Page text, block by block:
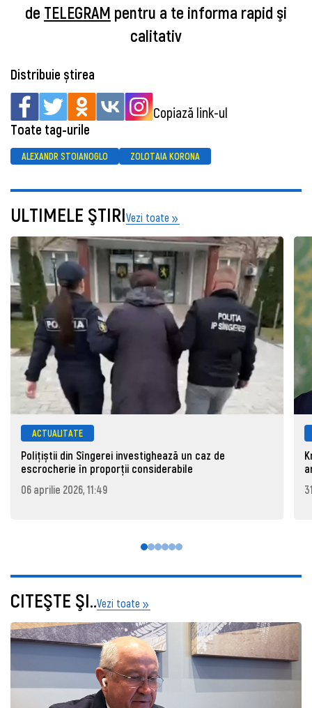
de TELEGRAM pentru a te informa rapid şi
calitativ
Distribuie știrea
Copiază link-ul
Toate tag-urile
ALEXANDR STOIANOGLO ZOLOTAIA KORONA
ULTIMELE ŞTIRIVezi toate
ACTUALITATE
Polițiștii din Sîngerei investighează un caz de
escrocherie în proporții considerabile
06 aprilie 2026, 11:49
CITEŞTE ŞI..Vezi toate